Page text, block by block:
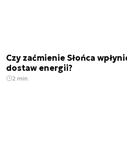
Czy zaćmienie Słońca
dostaw energii?
2 min.